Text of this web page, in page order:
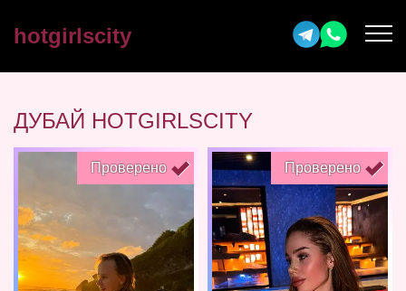
hotgirlscity
ДУБАЙ HOTGIRLSCITY
Проверено Проверено